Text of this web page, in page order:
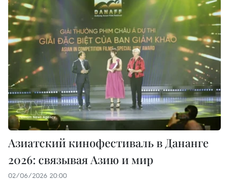
Азиатский кинофестиваль в Дананге
2026: связывая Азию и мир
02/06/2026 20:00